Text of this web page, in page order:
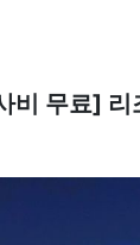
무료] 리